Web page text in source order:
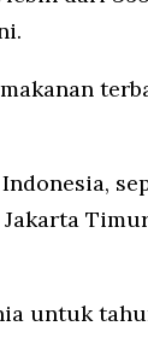
Jakarta
untuk